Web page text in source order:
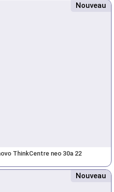
Nouveau
ThinkCentre neo 30a 22
Nouveau